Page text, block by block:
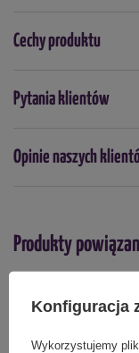
- Błyskawiczna
- Ergonomiczny
- Oszczędność czasu
Cechy produktu
Symbol
5907554460906
Podmiot odpowiedzialny
Pytania klientów
Opinie naszych
Produkty
Konfiguracja
Wykorzystujemy